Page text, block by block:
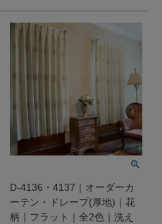
D-4136・4137｜オーダーカ
ーテン・ドレープ(厚地)｜花
柄｜フラット｜全2色｜洗え